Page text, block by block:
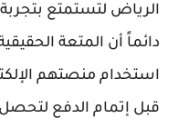
الرياض لتستمتع
دائماً أن المتعة
قبل إتمام الدفع